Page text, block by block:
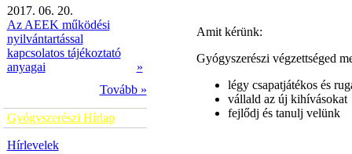
2017. 06. 20.
Az AEEK működési
nyilvántartással
kapcsolatos tájékoztató
anyagai
»
Tovább »
Gyógyszerészi Hírlap
Hírlevelek
Amit kérünk:
Gyógyszerészi végzettséged
légy csapatjátékos és
vállald az új kihívásokat
fejlődj és tanulj velünk